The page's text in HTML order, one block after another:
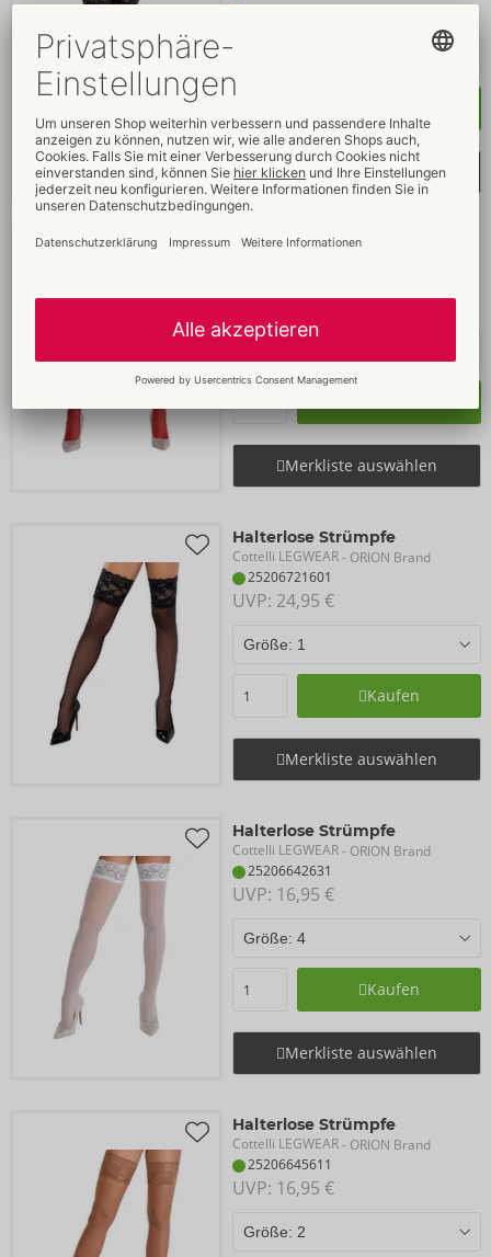
Merkliste auswählen
Halterlose Strümpfe
Merkliste auswählen
Halterlose Strümpfe
Cottelli LEGWEAR- ORION Brand
25206721601
UVP: 24,95 €
Kaufen
Merkliste auswählen
Halterlose Strümpfe
Cottelli LEGWEAR- ORION Brand
25206642631
UVP: 16,95 €
Kaufen
Merkliste auswählen
Halterlose Strümpfe
Cottelli LEGWEAR- ORION Brand
25206645611
UVP: 16,95 €